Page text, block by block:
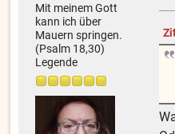
Mit meinem Gott
kann ich über
Mauern springen.
(Psalm 18,30)
Legende